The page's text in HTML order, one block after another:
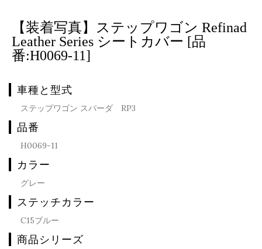
【装着写真】ステップワゴン Refinad
Leather Series シートカバー [品
番:H0069-11]
車種と型式
ステップワゴン スパーダ RP3
品番
H0069-11
カラー
グレー
ステッチカラー
C15ブルー
商品シリーズ